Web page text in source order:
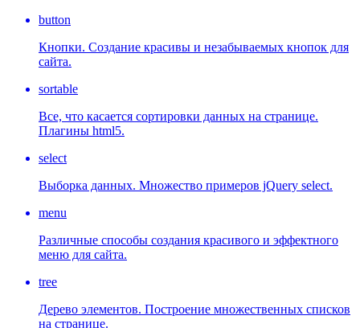
button
Кнопки. Создание красивы и незабываемых кнопок для
сайта.
sortable
Все, что касается сортировки данных на странице.
Плагины html5.
select
Выборка данных. Множество примеров jQuery select.
menu
Различные способы создания красивого и эффектного
меню для сайта.
tree
Дерево элементов. Построение множественных списков
на странице.